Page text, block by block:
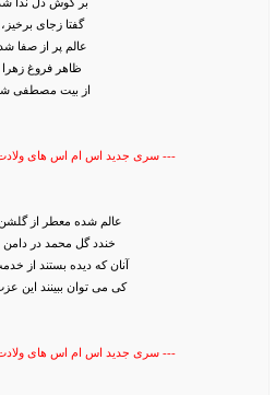
گفتا زجای برخیز،
عالم پر از صفا شد
ظاهر فروغ زهرا
از بیت مصطفی
--- سری جدید اس ام اس های
عالم شده معطر از
خندد گل محمد در دامن
آنان که دیده بستند از
کی می توان ببینند این
--- سری جدید اس ام اس های